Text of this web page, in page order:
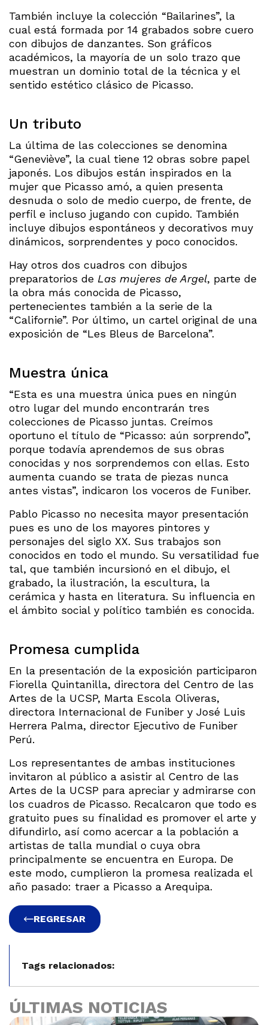
También incluye la colección “Bailarines”, la
cual está formada por 14 grabados sobre cuero
con dibujos de danzantes. Son gráficos
académicos, la mayoría de un solo trazo que
muestran un dominio total de la técnica y el
sentido estético clásico de Picasso.
Un tributo
La última de las colecciones se denomina
“Geneviève”, la cual tiene 12 obras sobre papel
japonés. Los dibujos están inspirados en la
mujer que Picasso amó, a quien presenta
desnuda o solo de medio cuerpo, de frente, de
perfil e incluso jugando con cupido. También
incluye dibujos espontáneos y decorativos muy
dinámicos, sorprendentes y poco conocidos.
Hay otros dos cuadros con dibujos
preparatorios de Las mujeres de Argel, parte de
la obra más conocida de Picasso,
pertenecientes también a la serie de la
“Californie”. Por último, un cartel original de una
exposición de “Les Bleus de Barcelona”.
Muestra única
“Esta es una muestra única pues en ningún
otro lugar del mundo encontrarán tres
colecciones de Picasso juntas. Creímos
oportuno el título de “Picasso: aún sorprendo”,
porque todavía aprendemos de sus obras
conocidas y nos sorprendemos con ellas. Esto
aumenta cuando se trata de piezas nunca
antes vistas”, indicaron los voceros de Funiber.
Pablo Picasso no necesita mayor presentación
pues es uno de los mayores pintores y
personajes del siglo XX. Sus trabajos son
conocidos en todo el mundo. Su versatilidad fue
tal, que también incursionó en el dibujo, el
grabado, la ilustración, la escultura, la
cerámica y hasta en literatura. Su influencia en
el ámbito social y político también es conocida.
Promesa cumplida
En la presentación de la exposición participaron
Fiorella Quintanilla, directora del Centro de las
Artes de la UCSP, Marta Escola Oliveras,
directora Internacional de Funiber y José Luis
Herrera Palma, director Ejecutivo de Funiber
Perú.
Los representantes de ambas instituciones
invitaron al público a asistir al Centro de las
Artes de la UCSP para apreciar y admirarse con
los cuadros de Picasso. Recalcaron que todo es
gratuito pues su finalidad es promover el arte y
difundirlo, así como acercar a la población a
artistas de talla mundial o cuya obra
principalmente se encuentra en Europa. De
este modo, cumplieron la promesa realizada el
año pasado: traer a Picasso a Arequipa.
REGRESAR
Tags relacionados:
ÚLTIMAS NOTICIAS